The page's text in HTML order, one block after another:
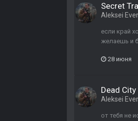
Secret
Aleksei
если край
желаешь и
28 июня
Dead City
Aleksei
от тебя не